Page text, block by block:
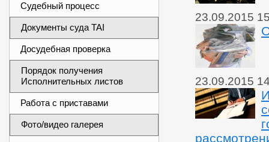
Судебный процесс
Документы суда TAI
Досудебная проверка
Порядок получения
Исполнительных листов
Работа с приставами
Фото/видео галерея
23.09.2015
23.09.2015